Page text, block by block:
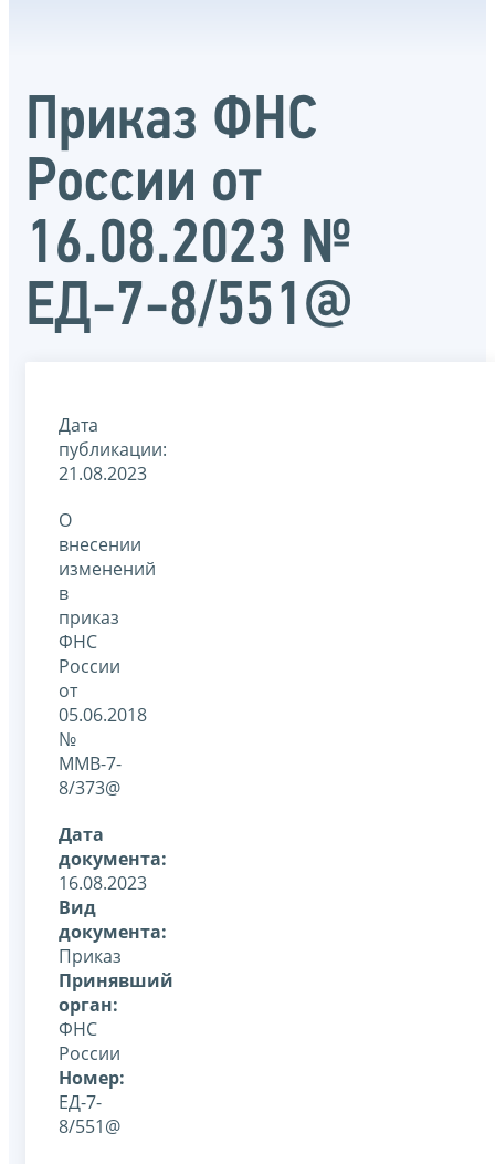
Приказ ФНС
России от
16.08.2023 №
ЕД-7-8/551@
Дата
публикации:
21.08.2023
О
внесении
изменений
в
приказ
ФНС
России
от
05.06.2018
№
ММВ-7-
8/373@
Дата
документа:
16.08.2023
Вид
документа:
Приказ
Принявший
орган:
ФНС
России
Номер:
ЕД-7-
8/551@